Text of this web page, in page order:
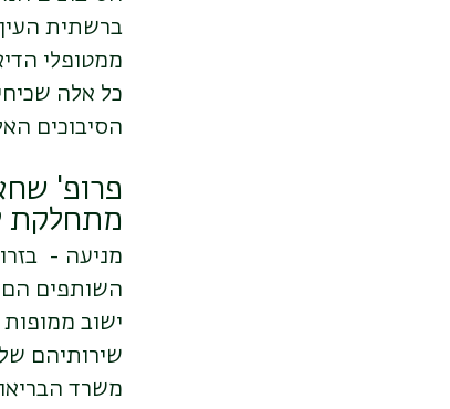
ממטופלי
כל אלה
הסיבוכים
פרופ'
מתחלקת
מניעה -
השותפים הם
ישוב
שירותיהם
משרד